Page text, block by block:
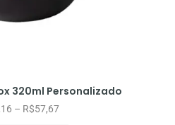
320ml Personalizado
– R$57,67